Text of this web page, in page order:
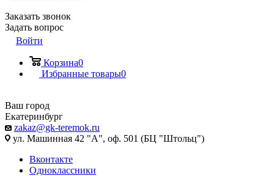
Заказать звонок
Задать вопрос
Войти
Корзина0
Избранные товары0
Ваш город
Екатеринбург
zakaz@gk-teremok.ru
ул. Машинная 42 "А", оф. 501 (БЦ "Штольц")
Вконтакте
Одноклассники